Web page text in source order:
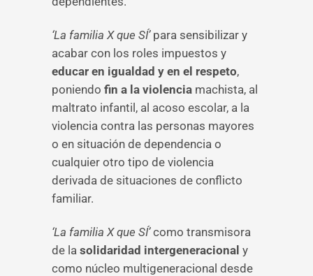
‘La familia X que SÍ’para sensibilizar y
acabar con los roles impuestos y
educar en igualdad y en el respeto,
poniendo fin a la violencia machista, al
maltrato infantil, al acoso escolar, a la
violencia contra las personas mayores
o en situación de dependencia o
cualquier otro tipo de violencia
derivada de situaciones de conflicto
familiar.
‘La familia X que SÍ’como transmisora
de la solidaridad intergeneracional y
como núcleo multigeneracional desde